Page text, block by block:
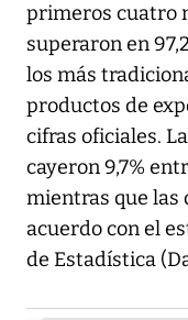
primeros cuatro
superaron en
los más
productos de
cifras oficiales.
cayeron 9,7%
mientras que las
acuerdo con el
de Estadística